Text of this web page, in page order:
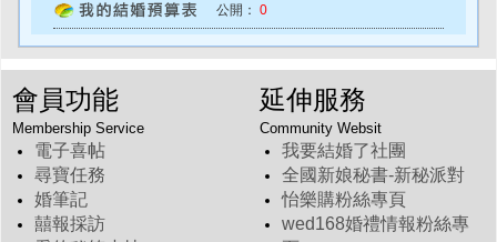
公開： 0
會員功能
Membership Service
電子喜帖
尋寶任務
婚筆記
囍報採訪
延伸服務
Community Websit
我要結婚了社團
全國新娘秘書-新秘派對
怡樂購粉絲專頁
wed168婚禮情報粉絲專